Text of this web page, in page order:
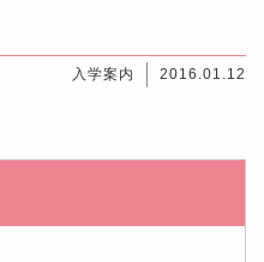
入学案内 2016.01.12